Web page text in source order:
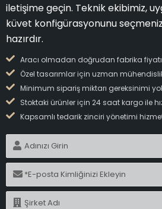
iletişime geçin. Teknik ekibimiz,
küvet konfigürasyonunu
hazırdır.
Aracı olmadan doğrudan fabrika fiyatı
Özel tasarımlar için uzman
Minimum sipariş miktarı gereksinimi
Stoktaki ürünler için 24 saat kargo ile
Kapsamlı tedarik zinciri yönetimi
i
m
p